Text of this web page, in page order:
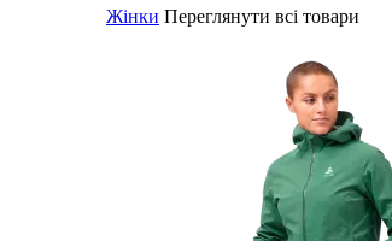
Жінки Переглянути всі товари